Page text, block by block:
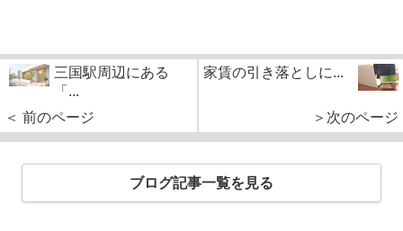
三国駅周辺にある
「...
＜ 前のページ
家賃の引き落としに...
＞次のページ
ブログ記事一覧を見る